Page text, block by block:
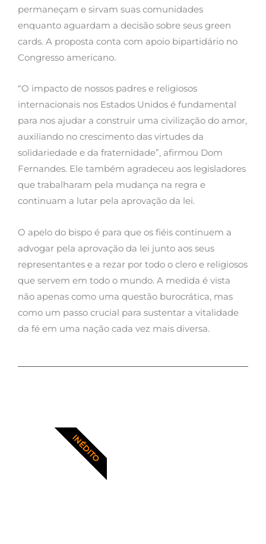
permaneçam e sirvam suas comunidades
enquanto aguardam a decisão sobre seus green
cards. A proposta conta com apoio bipartidário no
Congresso americano.
“O impacto de nossos padres e religiosos
internacionais nos Estados Unidos é fundamental
para nos ajudar a construir uma civilização do amor,
auxiliando no crescimento das virtudes da
solidariedade e da fraternidade”, afirmou Dom
Fernandes. Ele também agradeceu aos legisladores
que trabalharam pela mudança na regra e
continuam a lutar pela aprovação da lei.
O apelo do bispo é para que os fiéis continuem a
advogar pela aprovação da lei junto aos seus
representantes e a rezar por todo o clero e religiosos
que servem em todo o mundo. A medida é vista
não apenas como uma questão burocrática, mas
como um passo crucial para sustentar a vitalidade
da fé em uma nação cada vez mais diversa.
INÉDITO